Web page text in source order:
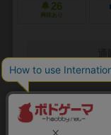
26
興味あり
31